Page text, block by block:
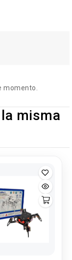
momento.
misma